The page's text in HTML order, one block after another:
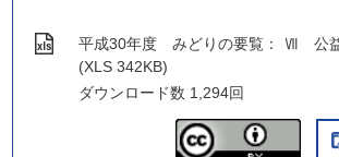
平成30年度 みどりの要覧： Ⅶ 公
(XLS 342KB)
ダウンロード数 1,294回